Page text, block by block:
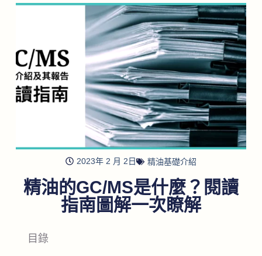
2023年 2 月 2日 精油基礎介紹
精油的GC/MS是什麼？閱讀
指南圖解一次瞭解
目錄